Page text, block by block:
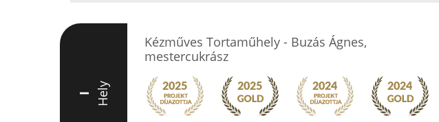
I Hely
Kézműves Tortaműhely - Buzás Ágnes,
mestercukrász